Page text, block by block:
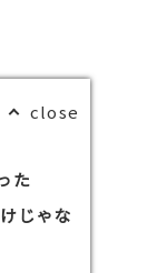
た
じゃな